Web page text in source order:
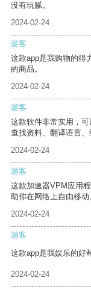
没有玩腻。
2024-02-24
游客
这款app是我购物的得
的商品。
2024-02-24
游客
这款软件非常实用，
查找资料、翻译语言、
2024-02-24
游客
这款加速器VPM应用
助你在网络上自由移动
2024-02-24
游客
这款app是我娱乐的好
2024-02-24